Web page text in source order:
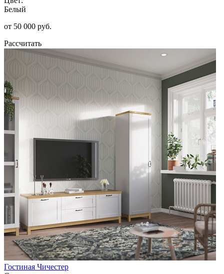
Белый
от 50 000 руб.
Рассчитать
Гостиная Чичестер